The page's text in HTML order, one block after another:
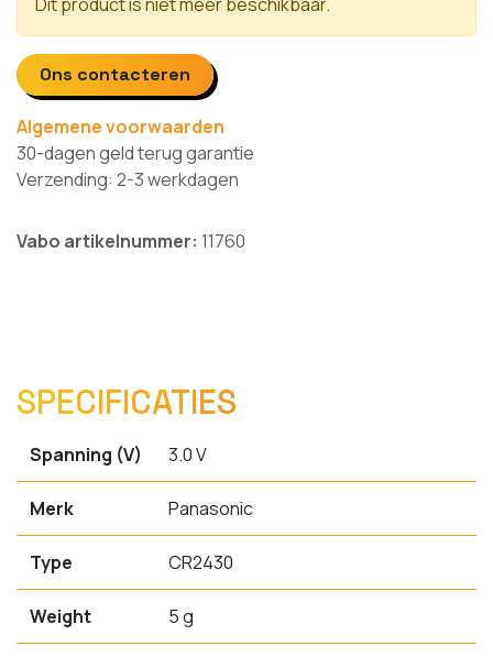
Ons contacteren
Algemene voorwaarden
30-dagen geld terug garantie
Verzending: 2-3 werkdagen
Vabo artikelnummer: 11760
SPECIFICATIES
Spanning (V) 3.0 V
Merk Panasonic
Type CR2430
Weight 5 g